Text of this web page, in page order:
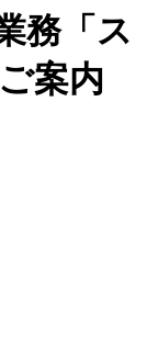
務「ス
案内